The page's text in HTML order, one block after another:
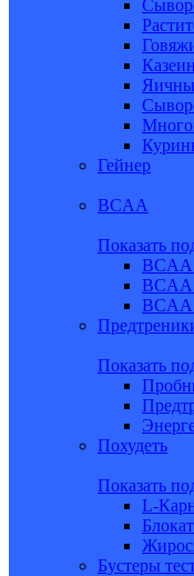
Казеин
Гейнер
BCAA
Показать
BCAA
BCAA
BCAA
Показать
Похудеть
Показать
L-
Бустеры